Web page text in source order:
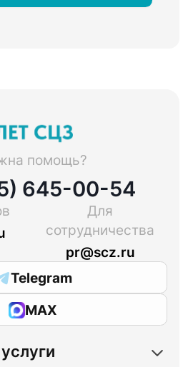
помощь?
645-00-54
Для
сотрудничества
pr@scz.ru
Telegram
MAX